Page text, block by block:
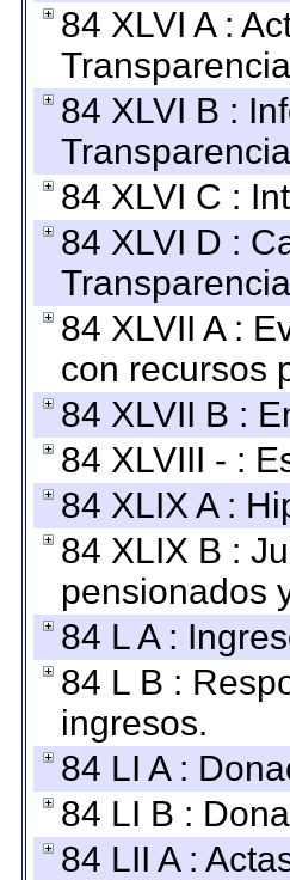
84 XLVI A :
84 XLVI B :
84 XLVI C :
84 XLVI D :
84 XLVII A :
con recursos
84 XLVII B :
84 XLVIII - :
84 XLIX A :
84 XLIX B :
pensionados
84 L A :
84 L B :
ingresos.
84 LI A :
84 LI B :
84 LII A :